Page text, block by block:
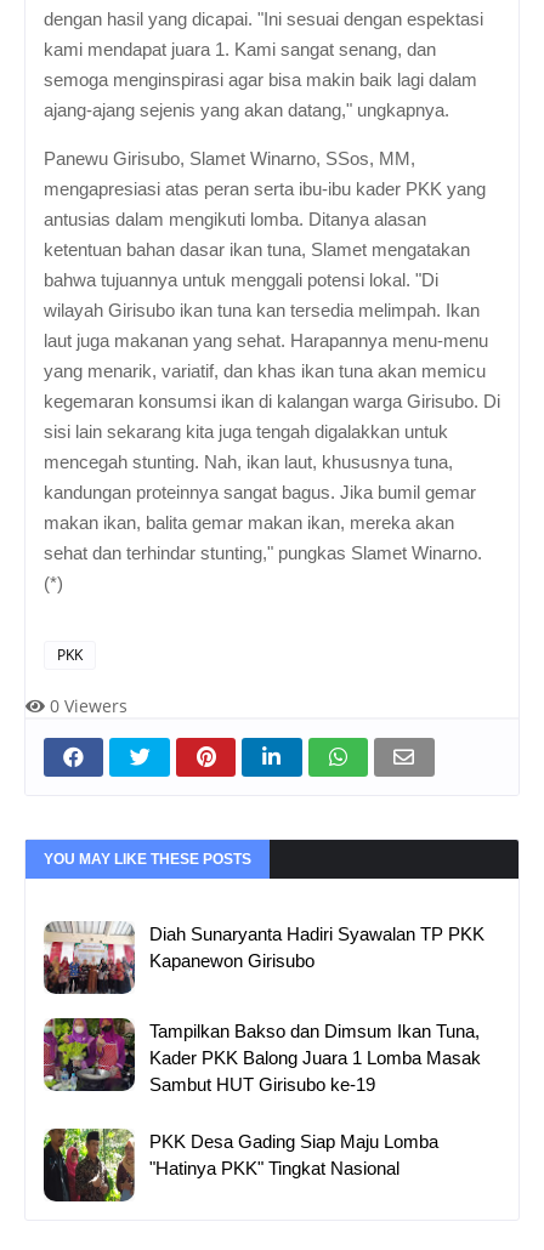
dengan hasil yang dicapai. "Ini sesuai dengan espektasi
kami mendapat juara 1. Kami sangat senang, dan
semoga menginspirasi agar bisa makin baik lagi dalam
ajang-ajang sejenis yang akan datang," ungkapnya.
Panewu Girisubo, Slamet Winarno, SSos, MM,
mengapresiasi atas peran serta ibu-ibu kader PKK yang
antusias dalam mengikuti lomba. Ditanya alasan
ketentuan bahan dasar ikan tuna, Slamet mengatakan
bahwa tujuannya untuk menggali potensi lokal. "Di
wilayah Girisubo ikan tuna kan tersedia melimpah. Ikan
laut juga makanan yang sehat. Harapannya menu-menu
yang menarik, variatif, dan khas ikan tuna akan memicu
kegemaran konsumsi ikan di kalangan warga Girisubo. Di
sisi lain sekarang kita juga tengah digalakkan untuk
mencegah stunting. Nah, ikan laut, khususnya tuna,
kandungan proteinnya sangat bagus. Jika bumil gemar
makan ikan, balita gemar makan ikan, mereka akan
sehat dan terhindar stunting," pungkas Slamet Winarno.
(*)
PKK
0 Viewers
YOU MAY LIKE THESE POSTS
Diah Sunaryanta Hadiri Syawalan TP PKK
Kapanewon Girisubo
Tampilkan Bakso dan Dimsum Ikan Tuna,
Kader PKK Balong Juara 1 Lomba Masak
Sambut HUT Girisubo ke-19
PKK Desa Gading Siap Maju Lomba
"Hatinya PKK" Tingkat Nasional